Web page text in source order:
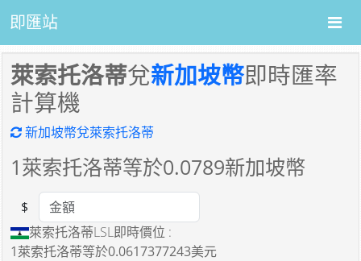
即匯站
萊索托洛蒂兌新加坡幣即時匯率
計算機
新加坡幣兌萊索托洛蒂
1萊索托洛蒂等於0.0789新加坡幣
Amount
$
萊索托洛蒂LSL即時價位 :
1萊索托洛蒂等於0.0617377243美元